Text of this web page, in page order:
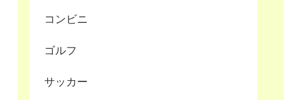
コンビニ
ゴルフ
サッカー